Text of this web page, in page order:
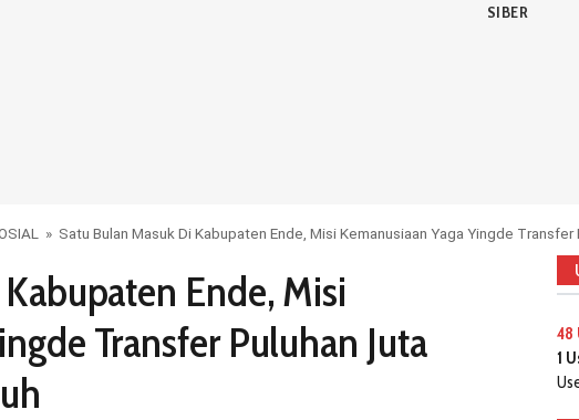
SIBER
» Satu Bulan Masuk Di Kabupaten Ende, Misi Kemanusiaan Yaga Yingde
Ende, Misi
Transfer Puluhan Juta
48
1